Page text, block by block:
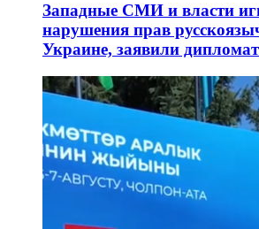
Западные СМИ и власти
нарушения прав
Украине, заявили